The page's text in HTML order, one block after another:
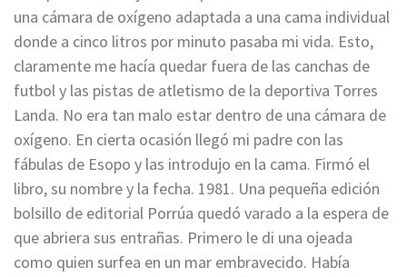
una cámara de oxígeno adaptada a una cama individual
donde a cinco litros por minuto pasaba mi vida. Esto,
claramente me hacía quedar fuera de las canchas de
futbol y las pistas de atletismo de la deportiva Torres
Landa. No era tan malo estar dentro de una cámara de
oxígeno. En cierta ocasión llegó mi padre con las
fábulas de Esopo y las introdujo en la cama. Firmó el
libro, su nombre y la fecha. 1981. Una pequeña edición
bolsillo de editorial Porrúa quedó varado a la espera de
que abriera sus entrañas. Primero le di una ojeada
como quien surfea en un mar embravecido. Había